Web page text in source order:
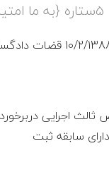
5ستاره {به ما امتیاز دهید}
اجرایی
سابقه ثبت